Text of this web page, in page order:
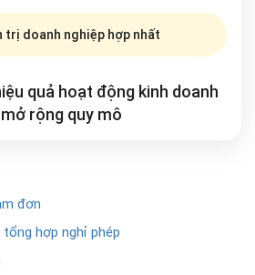
trị doanh nghiệp hợp nhất
quả hoạt động kinh doanh
rộng quy mô
đơn
tổng hợp nghỉ phép